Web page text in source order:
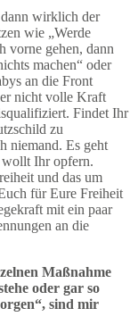
wirklich der
wie „Werde
vorne gehen, dann
machen“ oder
an die Front
nicht volle Kraft
Findet Ihr
zu
niemand. Es geht
Ihr opfern.
und das um
für Eure Freiheit
mit ein paar
an die
Maßnahme
oder gar so
sind mir